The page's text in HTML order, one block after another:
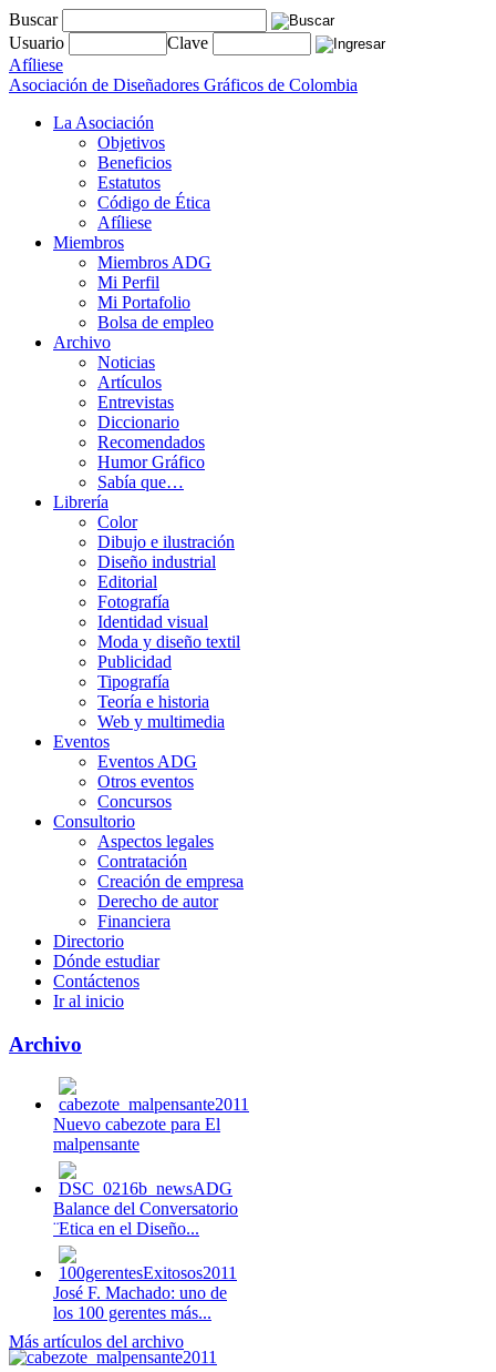
Buscar
Usuario
Clave
Afíliese
Asociación de Diseñadores Gráficos de Colombia
La Asociación
Objetivos
Beneficios
Estatutos
Código de Ética
Afíliese
Miembros
Miembros ADG
Mi Perfil
Mi Portafolio
Bolsa de empleo
Archivo
Noticias
Artículos
Entrevistas
Diccionario
Recomendados
Humor Gráfico
Sabía que…
Librería
Color
Dibujo e ilustración
Diseño industrial
Editorial
Fotografía
Identidad visual
Moda y diseño textil
Publicidad
Tipografía
Teoría e historia
Web y multimedia
Eventos
Eventos ADG
Otros eventos
Concursos
Consultorio
Aspectos legales
Contratación
Creación de empresa
Derecho de autor
Financiera
Directorio
Dónde estudiar
Contáctenos
Ir al inicio
Archivo
Nuevo cabezote para El
malpensante
Balance del Conversatorio
¨Etica en el Diseño...
José F. Machado: uno de
los 100 gerentes más...
Más artículos del archivo